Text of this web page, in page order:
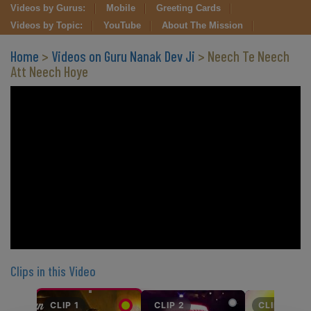
Videos by Gurus: Mobile
Greeting Cards
Videos by Topic:
YouTube About The Mission
Home > Videos on Guru Nanak Dev Ji > Neech Te Neech
Att Neech Hoye
Clips in this Video
CLIP 1 CLIP 2 CLIP 3